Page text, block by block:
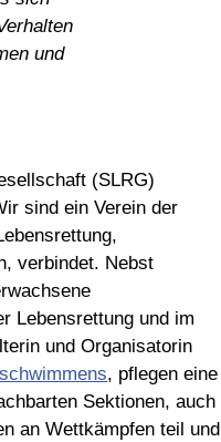
und
(SLRG)
sind ein Verein der
verbindet. Nebst
Lebensrettung und im
und Organisatorin
, pflegen eine
Sektionen, auch
an Wettkämpfen teil und